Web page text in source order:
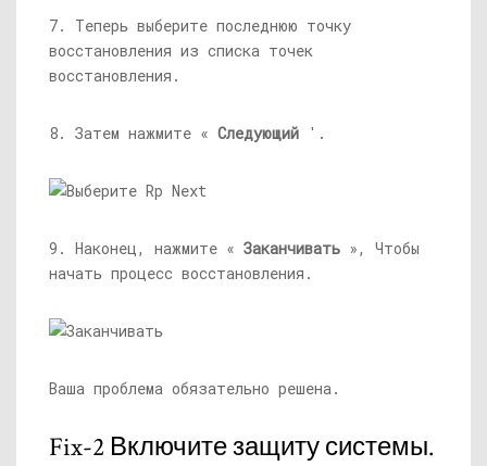
7. Теперь выберите последнюю точку
восстановления из списка точек
восстановления.
8. Затем нажмите « Следующий '.
9. Наконец, нажмите « Заканчивать », Чтобы
начать процесс восстановления.
Ваша проблема обязательно решена.
Fix-2 Включите защиту системы.